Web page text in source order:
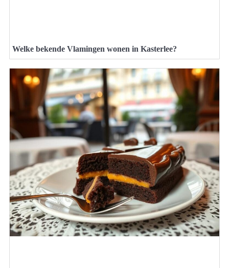
Welke bekende Vlamingen wonen in Kasterlee?